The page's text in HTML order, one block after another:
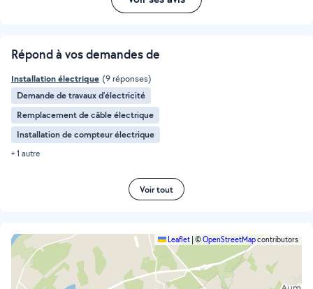
Répond à vos demandes de
Installation électrique (9 réponses)
Demande de travaux d’électricité
Remplacement de câble électrique
Installation de compteur électrique
+ 1 autre
Voir tout
Leaflet ©OpenStreetMapcontributors